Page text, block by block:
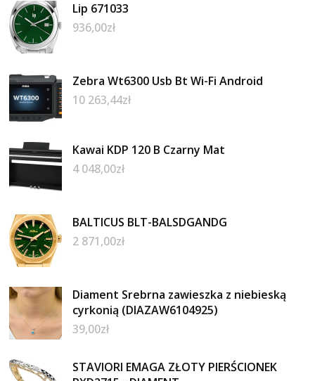
Lip 671033
936,00zł
Zebra Wt6300 Usb Bt Wi-Fi Android
10 263,44zł
Kawai KDP 120 B Czarny Mat
4 048,00zł
BALTICUS BLT-BALSDGANDG
2 871,00zł
Diament Srebrna zawieszka z niebieską
cyrkonią (DIAZAW6104925)
39,00zł
STAVIORI EMAGA ZŁOTY PIERŚCIONEK